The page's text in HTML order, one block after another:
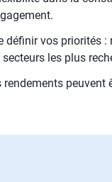
vos priorités :
les plus
peuvent